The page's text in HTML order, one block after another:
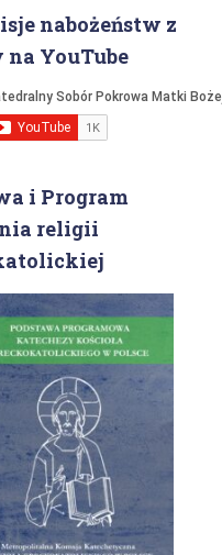
nabożeństw z
YouTube
i Program
religii